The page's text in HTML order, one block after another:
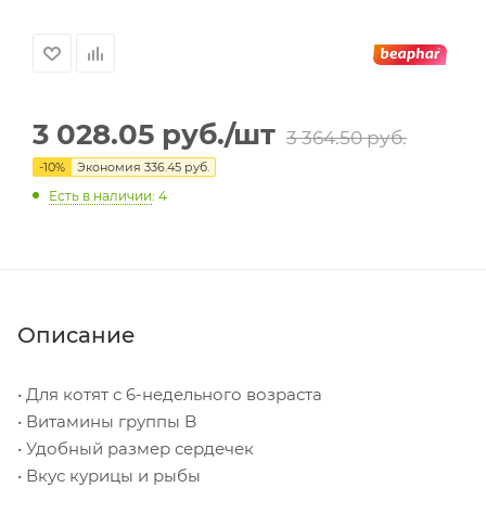
3 028.05 руб./шт 3 364.50руб.
-10% Экономия 336.45 руб.
Есть в наличии: 4
Описание
• Для котят с 6-недельного возраста
• Витамины группы B
• Удобный размер сердечек
• Вкус курицы и рыбы